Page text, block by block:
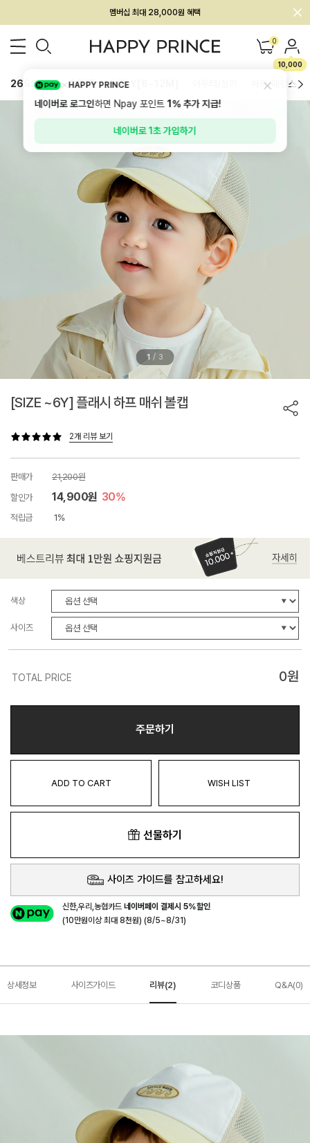
회원전용 아울렛, 가입하면 ~60% 할인!
멤버십 최대 28,000원 혜택 0
10,000
26SS 신상 BEST BABY[6~12M] 하의/레깅스
1 / 3
[SIZE ~6Y] 플래시 하프 매쉬 볼캡
2개 리뷰 보기
판매가
21,200원
할인가
14,900원 30%
적립금 1%
색상
사이즈
TOTAL PRICE 0원
주문하기
ADD TO CART WISH LIST
선물하기
사이즈 가이드를 참고하세요!
신한,우리,농협카드네이버페이 결제시 5%할인
(10만원이상 최대 8천원) (8/5~8/31)
상세정보 사이즈가이드 리뷰(2) 코디상품 Q&A(0)
HAPPY PRINCE
네이버로 로그인하면 Npay 포인트1%추가 지급!
네이버로 1초 가입하기